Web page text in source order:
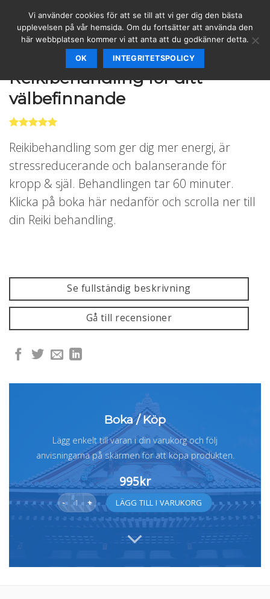
content
BEHANDLINGAR
Reikibehandling för ditt
välbefinnande
5.00av 5
kundrecensioner
Reikibehandling som ger dig mer energi, är
stressreducerande och balanserande för
kropp & själ. Behandlingen tar 60 minuter.
Klicka på boka här nedanför och scrolla ner till
din Reiki behandling.
Se fullständig beskrivning
Gå till recensioner
Boka / Köp
Lägg enkelt till varan i din varukorg och följ
anvisningarna på skärmen för att köpa produkten.
995kr
Reikibehandling för ditt välbefinnande mängd
LÄGG TILL I VARUKORG Alternative:
Vi använder cookies för att se till att vi ger dig den bästa
upplevelsen på vår hemsida. Om du fortsätter att använda den
här webbplatsen kommer vi att anta att du godkänner detta.
OK INTEGRITETSPOLICY